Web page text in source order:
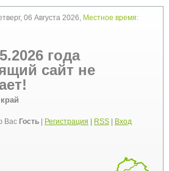
06 Августа 2026, Местное время:
года
сайт не
Вас Гость| Регистрация RSS| Вход